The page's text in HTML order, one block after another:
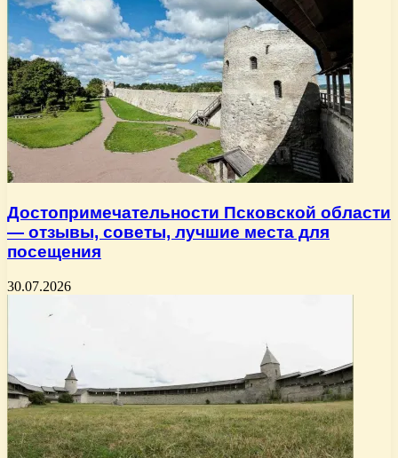
Достопримечательности Псковской области
— отзывы, советы, лучшие места для
посещения
30.07.2026